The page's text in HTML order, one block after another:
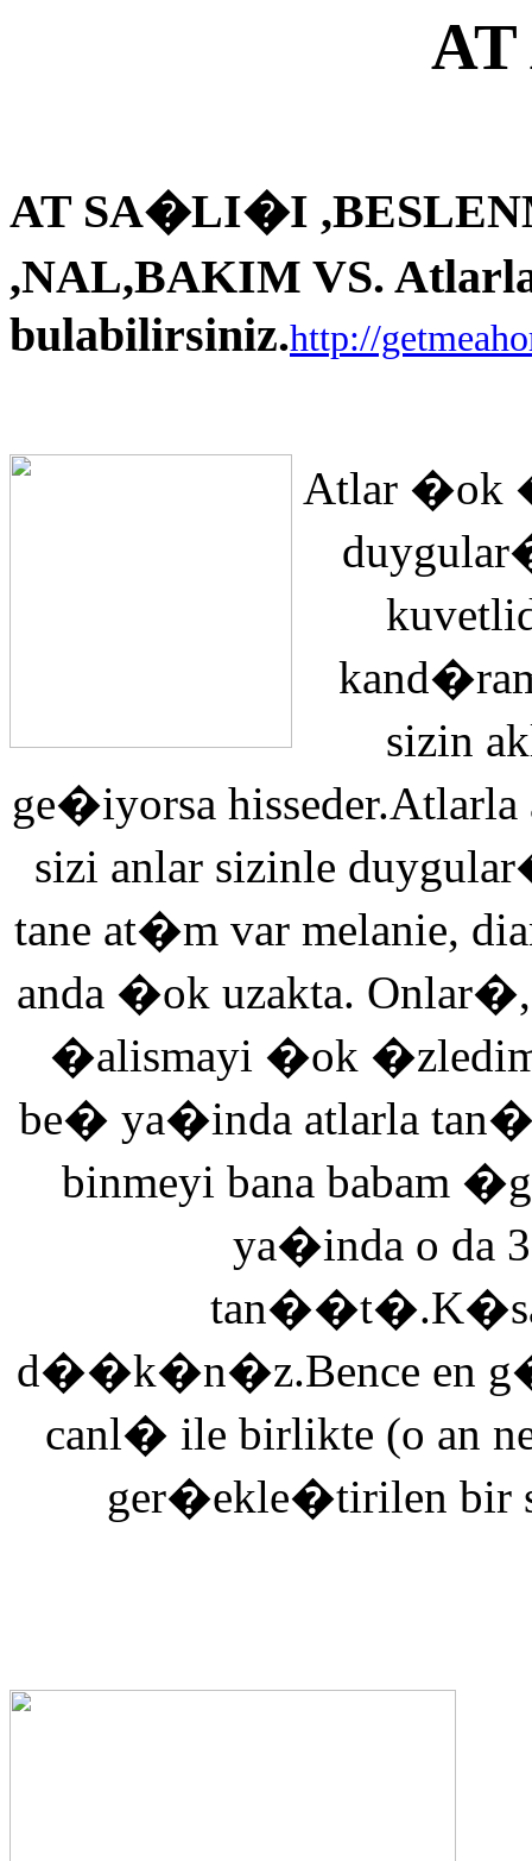
AT SA�LI�I
,NAL,BAKIM VS.
bulabilirsiniz.http://
Atlar �ok
sizin
ge�iyorsa
sizi anlar sizinle
tane at�m var melanie,
anda �ok uzakta.
�alismayi �ok
be� ya�inda atlarla
binmeyi bana babam
ya�inda o da
d��k�n�z.Bence en
canl� ile birlikte (o an
ger�ekle�tirilen bir